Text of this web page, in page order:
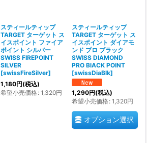
スティールティップ
TARGET ターゲット ス
イスポイント ファイア
ポイント シルバー
SWISS FIREPOINT
SILVER
[swissFireSilver]
1,180円(税込)
希望小売価格: 1,320円
スティールティップ
TARGET ターゲット ス
イスポイント ダイアモ
ンド プロ ブラック
SWISS DIAMOND
PRO BlACK POINT
[swissDiaBlk]
1,290円(税込)
希望小売価格: 1,320円
オプション選択